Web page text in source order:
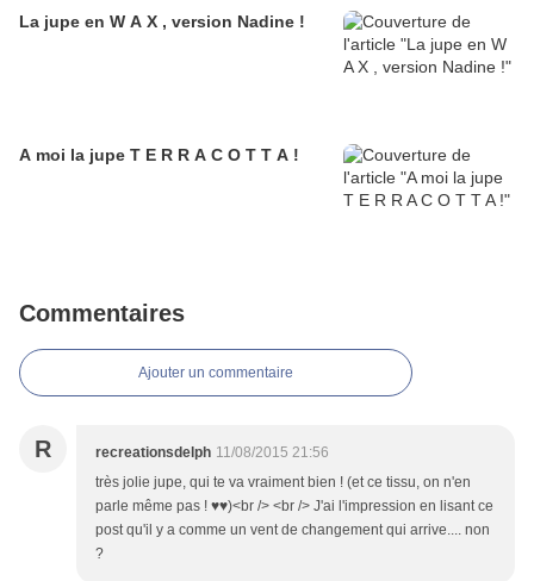
La jupe en W A X , version Nadine !
A moi la jupe T E R R A C O T T A !
Commentaires
Ajouter un commentaire
R recreationsdelph 11/08/2015 21:56
très jolie jupe, qui te va vraiment bien ! (et ce tissu, on n'en
parle même pas ! ♥♥)<br /> <br /> J'ai l'impression en lisant ce
post qu'il y a comme un vent de changement qui arrive.... non
?